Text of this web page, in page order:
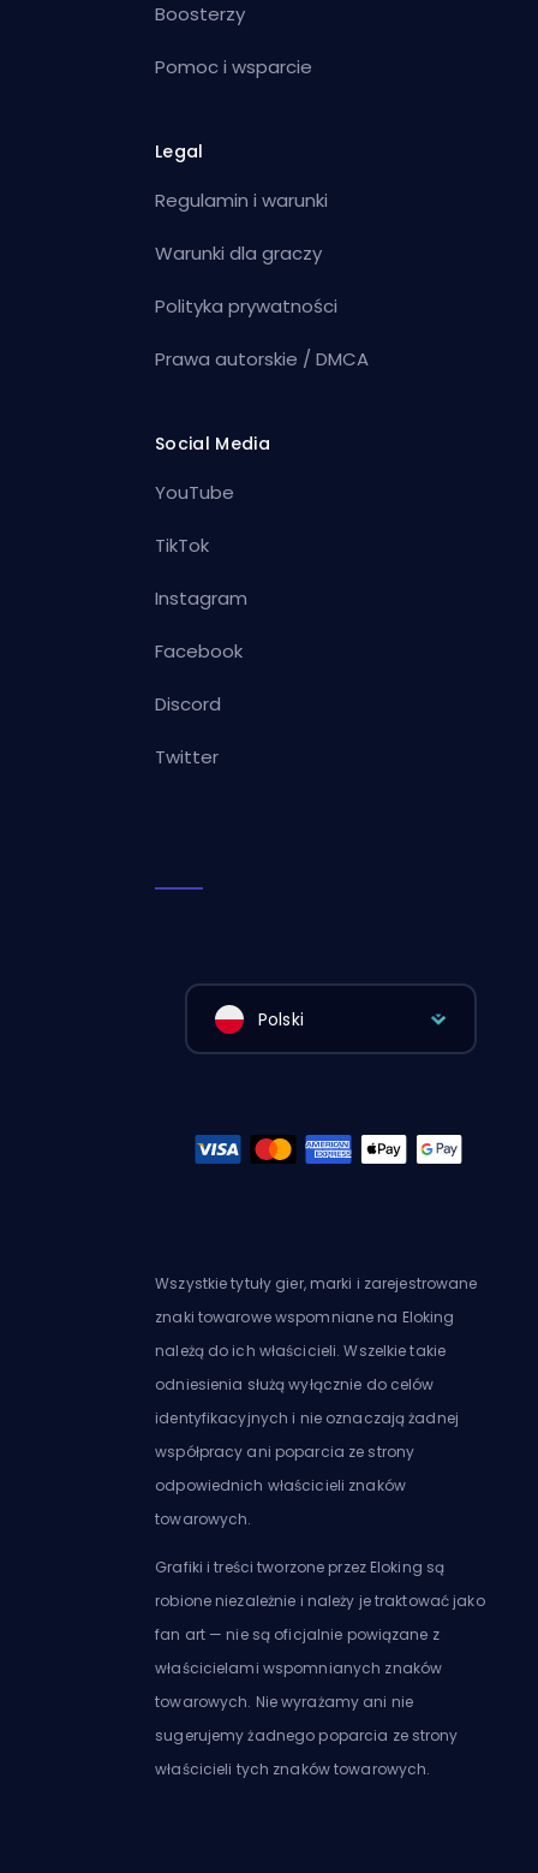
Boosterzy
Pomoc i wsparcie
Legal
Regulamin i warunki
Warunki dla graczy
Polityka prywatności
Prawa autorskie / DMCA
Social Media
YouTube
TikTok
Instagram
Facebook
Discord
Twitter
Polski
Wszystkie tytuły gier, marki i zarejestrowane
znaki towarowe wspomniane na Eloking
należą do ich właścicieli. Wszelkie takie
odniesienia służą wyłącznie do celów
identyfikacyjnych i nie oznaczają żadnej
współpracy ani poparcia ze strony
odpowiednich właścicieli znaków
towarowych.
Grafiki i treści tworzone przez Eloking są
robione niezależnie i należy je traktować jako
fan art — nie są oficjalnie powiązane z
właścicielami wspomnianych znaków
towarowych. Nie wyrażamy ani nie
sugerujemy żadnego poparcia ze strony
właścicieli tych znaków towarowych.